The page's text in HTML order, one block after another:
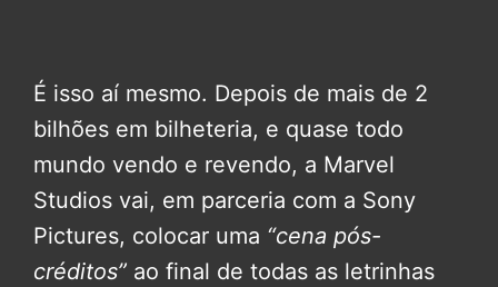
É isso aí mesmo. Depois de mais de 2
bilhões em bilheteria, e quase todo
mundo vendo e revendo, a Marvel
Studios vai, em parceria com a Sony
Pictures, colocar uma “cena pós-
créditos” ao final de todas as letrinhas